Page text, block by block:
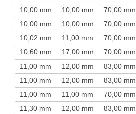
10,00 mm
10,00 mm 70,00 mm
10,00 mm
10,00 mm 70,00 mm
10,02 mm
11,00 mm 70,00 mm
10,60 mm
17,00 mm 70,00 mm
11,00 mm
12,00 mm 83,00 mm
11,00 mm
12,00 mm 83,00 mm
11,00 mm
11,00 mm 70,00 mm
11,30 mm
12,00 mm 83,00 mm